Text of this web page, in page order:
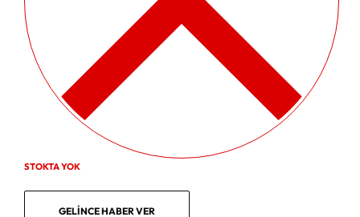
STOKTA YOK
GELINCE HABER VER